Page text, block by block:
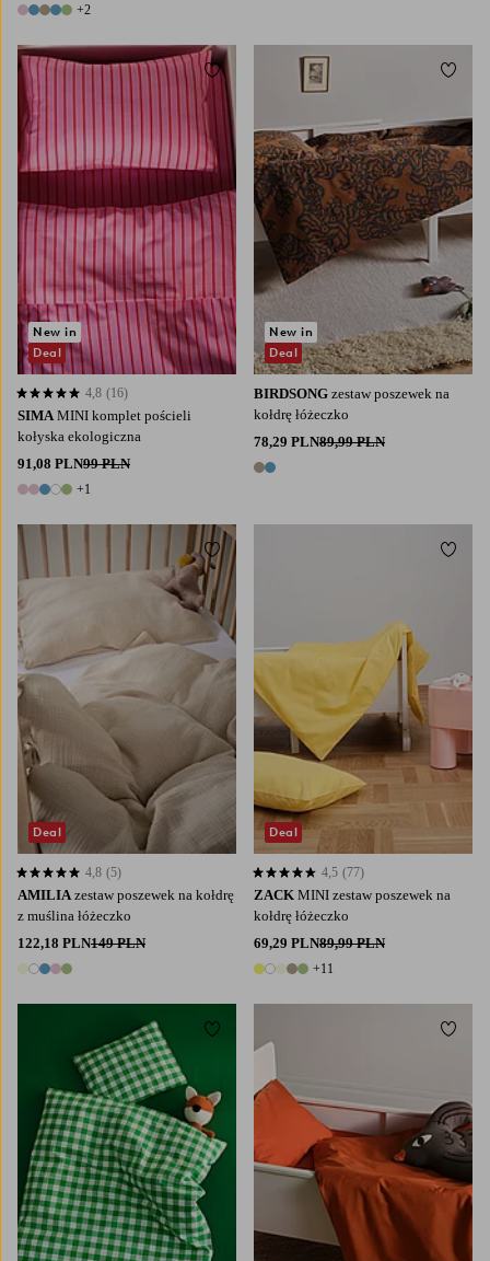
7 kolory
+2
SIMA MINI komplet pościeli
kołyska ekologiczna
91,08 PLN99 PLN
6 kolory
+1
4,8 opierając się na 16 ocenach
4,8 (16)
New in
Deal
Dodaj do ulubionych
BIRDSONG zestaw poszewek na
kołdrę łóżeczko
78,29 PLN89,99 PLN
2 kolory
New in
Deal
AMILIA zestaw poszewek na kołdrę
z muślina łóżeczko
122,18 PLN149 PLN
5 kolory
4,8 opierając się na 5 ocenach
4,8 (5)
Deal
Dodaj do ulubionych
ZACK MINI zestaw poszewek na
kołdrę łóżeczko
69,29 PLN89,99 PLN
16 kolory
+11
4,5 opierając się na 77 ocenach
4,5 (77)
Deal
Dodaj do ulubionych